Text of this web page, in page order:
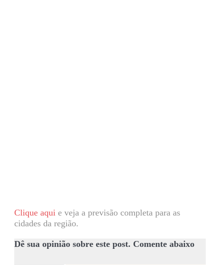
Clique aquie veja a previsão completa para as
cidades da região.
Dê sua opinião sobre este post. Comente abaixo